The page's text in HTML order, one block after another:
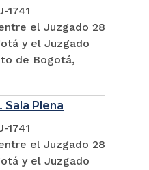
1741
el Juzgado 28
y el Juzgado
de Bogotá,
Sala Plena
1741
el Juzgado 28
y el Juzgado